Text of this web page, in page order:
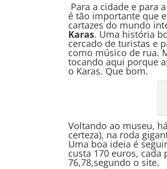
Para a cidade e para
é tão importante que
cartazes do mundo
Karas. Uma história
cercado de turistas e
como músico de rua.
tocando aqui porque
o Karas. Que bom.
Voltando ao museu,
certeza), na roda
Uma boa ideia é
custa 170 euros, cada
76,78,segundo o site.